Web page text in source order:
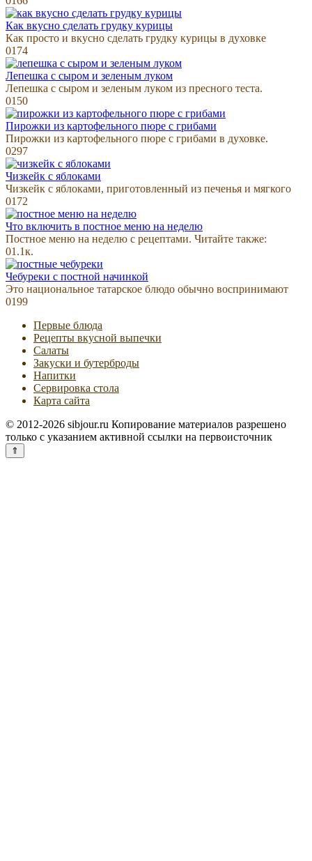
Как вкусно сделать грудку курицы
Как просто и вкусно сделать грудку курицы в духовке
0174
Лепешка с сыром и зеленым луком
Лепешка с сыром и зеленым луком из пресного теста.
0150
Пирожки из картофельного пюре с грибами
Пирожки из картофельного пюре с грибами в духовке.
0297
Чизкейк с яблоками
Чизкейк с яблоками, приготовленный из печенья и мягкого
0172
Что включить в постное меню на неделю
Постное меню на неделю с рецептами. Читайте также:
01.1к.
Чебуреки с постной начинкой
Это национальное татарское блюдо обычно воспринимают
0199
Первые блюда
Рецепты вкусной выпечки
Салаты
Закуски и бутерброды
Напитки
Cервировка стола
Карта сайта
© 2012-2026 sibjour.ru Копирование материалов разрешено
только с указанием активной ссылки на первоисточник